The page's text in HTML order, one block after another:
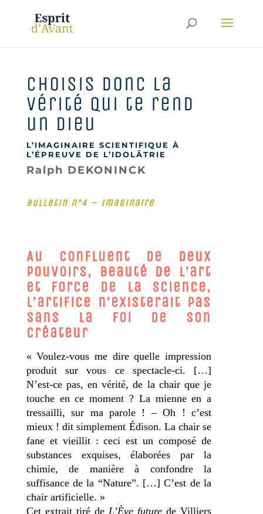
Choisis donc la
vérité qui te rend
un dieu
L’IMAGINAIRE SCIENTIFIQUE À
L’ÉPREUVE DE L’IDOLÂTRIE
Ralph DEKONINCK
Bulletin n°4 – Imaginaire
Au confluent de deux
pouvoirs, beauté de l’art
et force de la science,
l’artifice n’existerait pas
sans la foi de son
créateur
« Voulez-vous me dire quelle impression
produit sur vous ce spectacle-ci. […]
N’est-ce pas, en vérité, de la chair que je
touche en ce moment ? La mienne en a
tressailli, sur ma parole ! – Oh ! c’est
mieux ! dit simplement Édison. La chair se
fane et vieillit : ceci est un composé de
substances exquises, élaborées par la
chimie, de manière à confondre la
suffisance de la “Nature”. […] C’est de la
chair artificielle. »
Cet extrait tiré deL’Ève future de Villiers